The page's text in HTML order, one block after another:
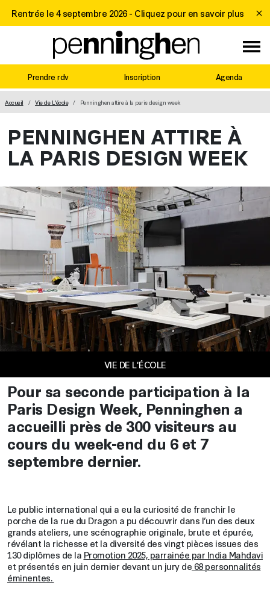
Rentrée le 4 septembre 2026 - Cliquez pour en savoir plus
Prendre rdv Inscription Agenda
MAIN NAVIGATION
Accueil Vie de L'école Penninghen attire à la paris design week
PENNINGHEN ATTIRE À
LA PARIS DESIGN WEEK
VIE DE L'ÉCOLE
Pour sa seconde participation à la
Paris Design Week, Penninghen a
accueilli près de 300 visiteurs au
cours du week-end du 6 et 7
septembre dernier.
Le public international qui a eu la curiosité de franchir le
porche de la rue du Dragon a pu découvrir dans l’un des deux
grands ateliers, une scénographie originale, brute et épurée,
révélant la richesse et la diversité des vingt pièces issues des
130 diplômes de la Promotion 2025, parrainée par India Mahdavi
et présentés en juin dernier devant un jury de 68 personnalités
éminentes.